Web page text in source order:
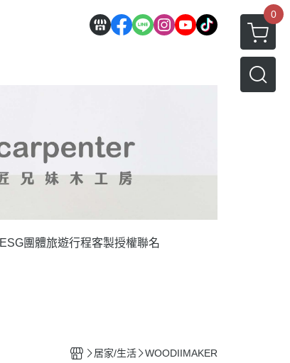
0
ESG團體旅遊行程客製授權聯名
居家/生活 WOODIIMAKER